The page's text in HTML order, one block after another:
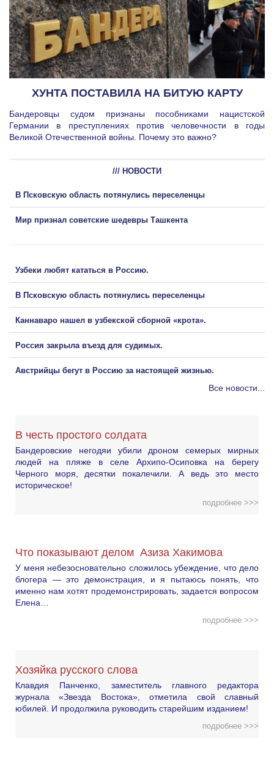
ХУНТА ПОСТАВИЛА НА БИТУЮ КАРТУ
Бандеровцы судом признаны пособниками нацистской
Германии в преступлениях против человечности в годы
Великой Отечественной войны. Почему это важно?
/// НОВОСТИ
В Псковскую область потянулись переселенцы
Мир признал советские шедевры Ташкента
Узбеки любят кататься в Россию.
В Псковскую область потянулись переселенцы
Каннаваро нашел в узбекской сборной «крота».
Россия закрыла въезд для судимых.
Австрийцы бегут в Россию за настоящей жизнью.
Все новости...
В честь простого солдата
Бандеровские негодяи убили дроном семерых мирных
людей на пляже в селе Архипо-Осиповка на берегу
Черного моря, десятки покалечили. А ведь это место
историческое!
подробнее >>>
Что показывают делом Азиза Хакимова
У меня небезосновательно сложилось убеждение, что дело
блогера — это демонстрация, и я пытаюсь понять, что
именно нам хотят продемонстрировать, задается вопросом
Елена…
подробнее >>>
Хозяйка русского слова
Клавдия Панченко, заместитель главного редактора
журнала «Звезда Востока», отметила свой славный
юбилей. И продолжила руководить старейшим изданием!
подробнее >>>